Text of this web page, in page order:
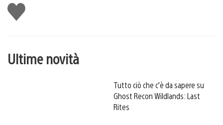
Mi
piace
Ultime novità
Tutto ciò che c’è da sapere su
Ghost Recon Wildlands: Last
Rites